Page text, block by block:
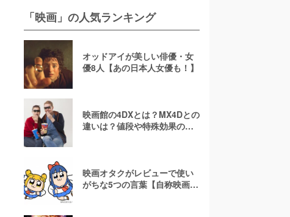
「映画」の人気ランキング
オッドアイが美しい俳優・女
優8人【あの日本人女優も！】
映画館の4DXとは？MX4Dとの
違いは？値段や特殊効果の注
映画オタクがレビューで使い
がちな5つの言葉【自称映画オ